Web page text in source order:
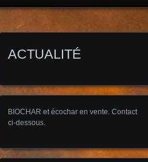
ACTUALITÉ
BIOCHAR et écochar en vente. Contact
ci-dessous.